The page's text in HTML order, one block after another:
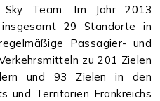
Sky Team. Im Jahr 2013
29 Standorte in
Passagier- und
zu 201 Zielen
und 93 Zielen in den
und Territorien Frankreichs